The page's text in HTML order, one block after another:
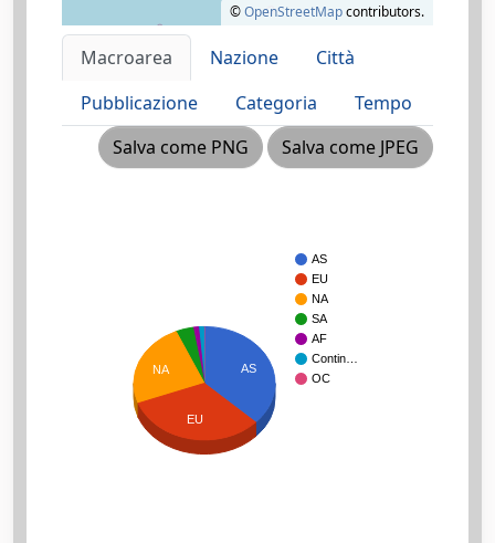
©OpenStreetMapcontributors.
Macroarea Nazione
Città
Pubblicazione
Categoria
Tempo
Salva come PNG
Salva come JPEG
AS
EU
NA
SA
AF
Contin…
OC
AS
NA
EU